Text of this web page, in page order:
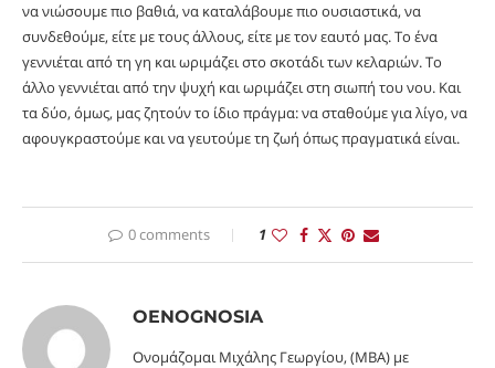
να νιώσουμε πιο βαθιά, να καταλάβουμε πιο ουσιαστικά, να
συνδεθούμε, είτε με τους άλλους, είτε με τον εαυτό μας. Το ένα
γεννιέται από τη γη και ωριμάζει στο σκοτάδι των κελαριών. Το
άλλο γεννιέται από την ψυχή και ωριμάζει στη σιωπή του νου. Και
τα δύο, όμως, μας ζητούν το ίδιο πράγμα: να σταθούμε για λίγο, να
αφουγκραστούμε και να γευτούμε τη ζωή όπως πραγματικά είναι.
0 comments 1
OENOGNOSIA
Ονομάζομαι Μιχάλης Γεωργίου, (MBA) με